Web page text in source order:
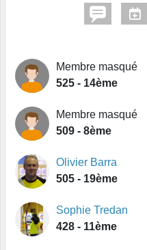
Membre masqué
525 - 14ème
Membre masqué
509 - 8ème
Olivier Barra
505 - 19ème
Sophie Tredan
428 - 11ème